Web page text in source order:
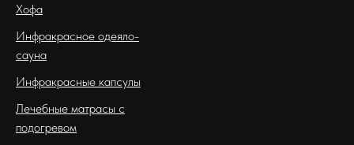
Хофа
Инфракрасное одеяло-
сауна
Инфракрасные капсулы
Лечебные матрасы с
подогревом